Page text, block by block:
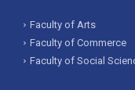
Faculty of Arts
Faculty of Commerce
Faculty of Social